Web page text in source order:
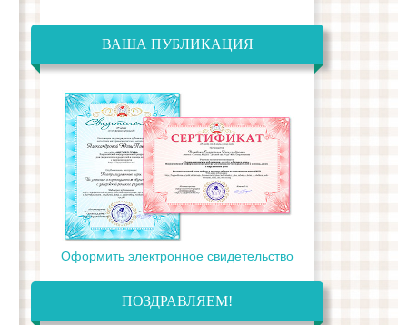
ВАША ПУБЛИКАЦИЯ
Оформить электронное свидетельство
ПОЗДРАВЛЯЕМ!